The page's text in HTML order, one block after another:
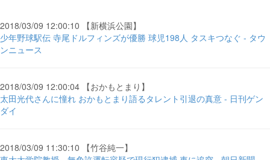
2018/03/09 12:00:10 【新横浜公園】
少年野球駅伝 寺尾ドルフィンズが優勝 球児198人 タスキつなぐ - タウ
ンニュース
2018/03/09 12:00:04 【おかもとまり】
太田光代さんに憧れ おかもとまり語るタレント引退の真意 - 日刊ゲン
ダイ
2018/03/09 11:30:10 【竹谷純一】